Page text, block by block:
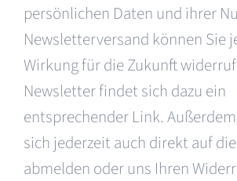
persönlichen Daten und ihrer
Newsletterversand können Sie
Wirkung für die Zukunft
Newsletter findet sich dazu ein
entsprechender Link.
sich jederzeit auch direkt auf
abmelden oder uns Ihren